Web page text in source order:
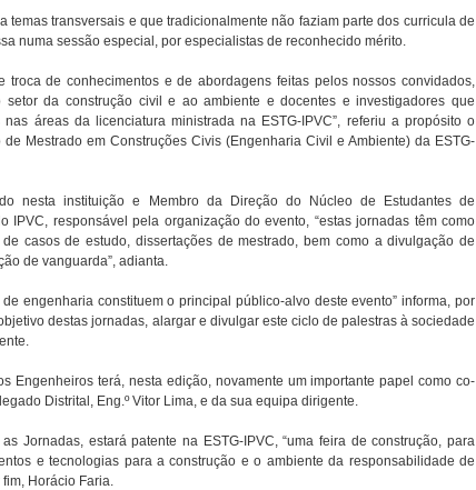
temas transversais e que tradicionalmente não faziam parte dos curricula de
numa sessão especial, por especialistas de reconhecido mérito.
troca de conhecimentos e de abordagens feitas pelos nossos convidados,
da construção civil e ao ambiente e docentes e investigadores que
áreas da licenciatura ministrada na ESTG-IPVC”, referiu a propósito o
Mestrado em Construções Civis (Engenharia Civil e Ambiente) da ESTG-
nesta instituição e Membro da Direção do Núcleo de Estudantes de
IPVC, responsável pela organização do evento, “estas jornadas têm como
casos de estudo, dissertações de mestrado, bem como a divulgação de
de vanguarda”, adianta.
engenharia constituem o principal público-alvo deste evento” informa, por
destas jornadas, alargar e divulgar este ciclo de palestras à sociedade
Engenheiros terá, nesta edição, novamente um importante papel como co-
Distrital, Eng.º Vitor Lima, e da sua equipa dirigente.
Jornadas, estará patente na ESTG-IPVC, “uma feira de construção, para
e tecnologias para a construção e o ambiente da responsabilidade de
Horácio Faria.